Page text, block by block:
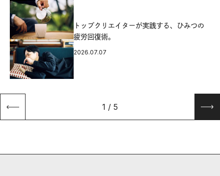
トップクリエイターが実践する、ひみつの
疲労回復術。
2026.07.07
1 / 5